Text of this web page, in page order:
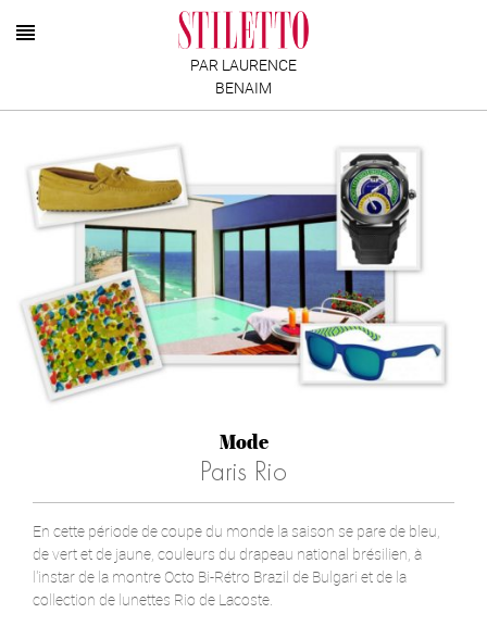
PAR LAURENCE
BENAIM
Mode
Paris Rio
En cette période de coupe du monde la saison se pare de bleu,
de vert et de jaune, couleurs du drapeau national brésilien, à
l'instar de la montre Octo Bi-Rétro Brazil de Bulgari et de la
collection de lunettes Rio de Lacoste.